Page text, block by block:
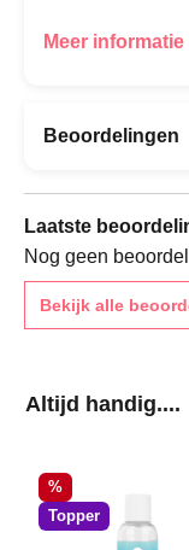
Meer informatie
Beoordelingen
Laatste
Nog geen
Bekijk alle
Productgalerij
Altijd handig....
Korting
%
Topper